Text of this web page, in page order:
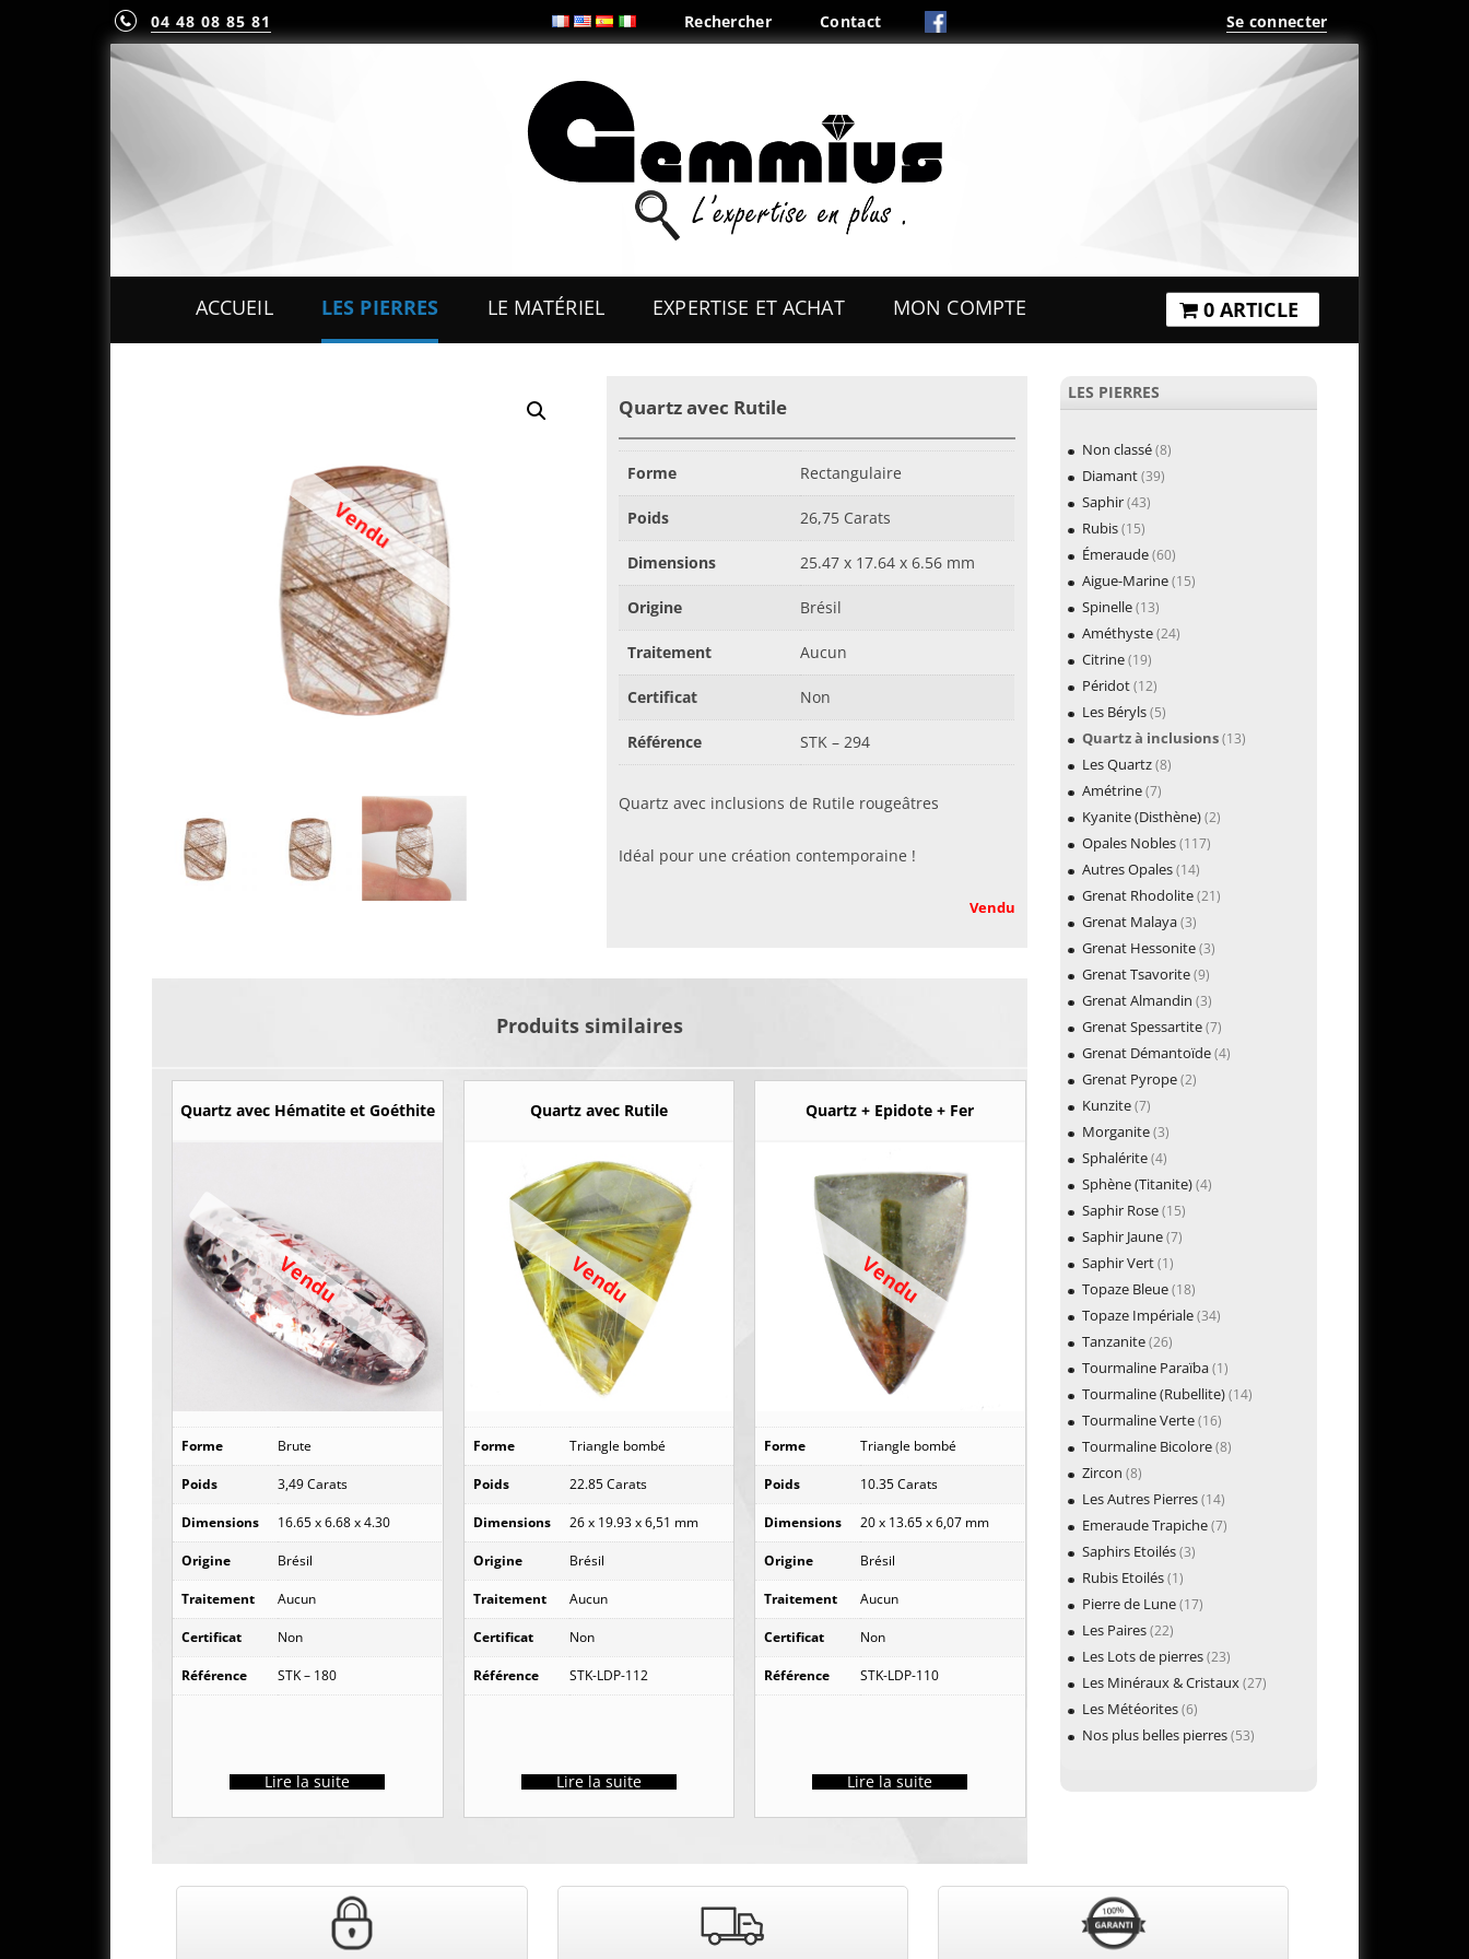
04 48 08 85 81 Rechercher Contact Se connecter
au
contenu
ACCUEIL LES PIERRES LE MATÉRIEL
COFFRETS & PRÉSENTOIRS
EXPERTISE ET ACHAT MON COMPTE 0 ARTICLE
Vendu
Quartz avec Rutile
Forme Rectangulaire
Poids 26,75 Carats
Dimensions 25.47 x 17.64 x 6.56 mm
Origine Brésil
Traitement Aucun
Certificat Non
Référence STK – 294
Quartz avec inclusions de Rutile rougeâtres
Idéal pour une création contemporaine !
Vendu
Produits similaires
Quartz avec Hématite et Goéthite
Vendu
Forme Brute
Poids 3,49 Carats
Dimensions 16.65 x 6.68 x 4.30
Origine Brésil
Traitement Aucun
Certificat Non
Référence STK – 180
Lire la suite
Quartz avec Rutile
Vendu
Forme Triangle bombé
Poids 22.85 Carats
Dimensions 26 x 19.93 x 6,51 mm
Origine Brésil
Traitement Aucun
Certificat Non
Référence STK-LDP-112
Lire la suite
Quartz + Epidote + Fer
Vendu
Forme Triangle bombé
Poids 10.35 Carats
Dimensions 20 x 13.65 x 6,07 mm
Origine Brésil
Traitement Aucun
Certificat Non
Référence STK-LDP-110
Lire la suite
LES PIERRES
Non classé(8)
Diamant(39)
Saphir(43)
Rubis(15)
Émeraude(60)
Aigue-Marine(15)
Spinelle(13)
Améthyste(24)
Citrine(19)
Péridot(12)
Les Béryls(5)
Quartz à inclusions(13)
Les Quartz(8)
Amétrine(7)
Kyanite (Disthène)(2)
Opales Nobles(117)
Autres Opales(14)
Grenat Rhodolite(21)
Grenat Malaya(3)
Grenat Hessonite(3)
Grenat Tsavorite(9)
Grenat Almandin (3)
Grenat Spessartite(7)
Grenat Démantoïde(4)
Grenat Pyrope(2)
Kunzite(7)
Morganite(3)
Sphalérite(4)
Sphène (Titanite)(4)
Saphir Rose(15)
Saphir Jaune(7)
Saphir Vert(1)
Topaze Bleue(18)
Topaze Impériale(34)
Tanzanite(26)
Tourmaline Paraïba(1)
Tourmaline (Rubellite)(14)
Tourmaline Verte(16)
Tourmaline Bicolore(8)
Zircon (8)
Les Autres Pierres(14)
Emeraude Trapiche(7)
Saphirs Etoilés(3)
Rubis Etoilés(1)
Pierre de Lune(17)
Les Paires(22)
Les Lots de pierres(23)
Les Minéraux & Cristaux(27)
Les Météorites(6)
Nos plus belles pierres(53)